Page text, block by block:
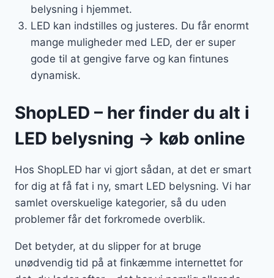
belysning i hjemmet.
LED kan indstilles og justeres. Du får enormt
mange muligheder med LED, der er super
gode til at gengive farve og kan fintunes
dynamisk.
ShopLED – her finder du alt i
LED belysning → køb online
Hos ShopLED har vi gjort sådan, at det er smart
for dig at få fat i ny, smart LED belysning. Vi har
samlet overskuelige kategorier, så du uden
problemer får det forkromede overblik.
Det betyder, at du slipper for at bruge
unødvendig tid på at finkæmme internettet for